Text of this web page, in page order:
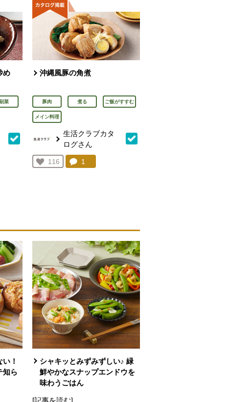
め
菜
沖縄風豚の角煮
豚肉 煮る ご飯がすすむ
メイン料理
生活クラブカタ
ログさん
お気に入り登録：
116
人が登録
コメント：
1
！
知ら
シャキッとみずみずしい♪ 緑
鮮やかなスナップエンドウを
味わうごはん
[記事を読む]